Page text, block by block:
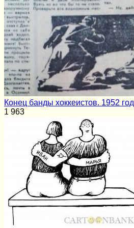
Конец банды хоккеистов. 1952 год
1 963